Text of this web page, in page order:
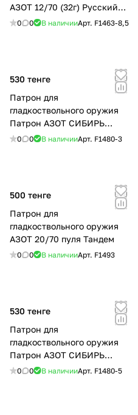
АЗОТ 12/70 (32г) Русский
Охотник карт. 8,5 Порох РФ
0 0 В наличииАрт. F1463-8,5
530 тенге
Патрон для
гладкоствольного оружия
Патрон АЗОТ СИБИРЬ
12/70/32 № 3 Порох ЕС
0 0 В наличииАрт. F1480-3
500 тенге
Патрон для
гладкоствольного оружия
АЗОТ 20/70 пуля Тандем
0 0 В наличииАрт. F1493
530 тенге
Патрон для
гладкоствольного оружия
Патрон АЗОТ СИБИРЬ
12/70/32 № 5 Порох ЕС
0 0 В наличииАрт. F1480-5